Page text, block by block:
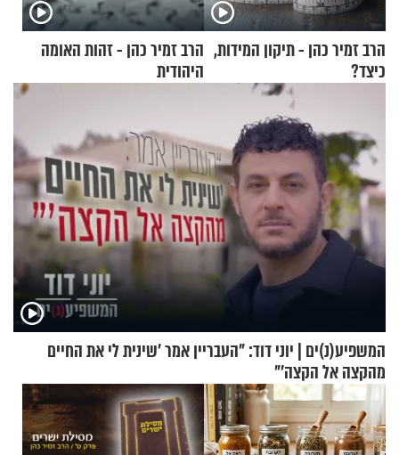
הרב זמיר כהן - תיקון המידות,
כיצד?
הרב זמיר כהן - זהות האומה
היהודית
המשפיע(נ)ים | יוני דוד: "העבריין אמר 'שינית לי את החיים
מהקצה אל הקצה'"